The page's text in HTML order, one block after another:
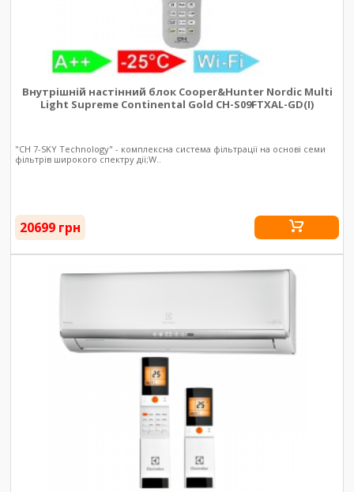
Внутрішній настінний блок Cooper&Hunter Nordic Multi
Light Supreme Continental Gold CH-S09FTXAL-GD(I)
"CH 7-SKY Technology" - комплексна система фільтрації на основі семи
фільтрів широкого спектру дії;W..
20699 грн